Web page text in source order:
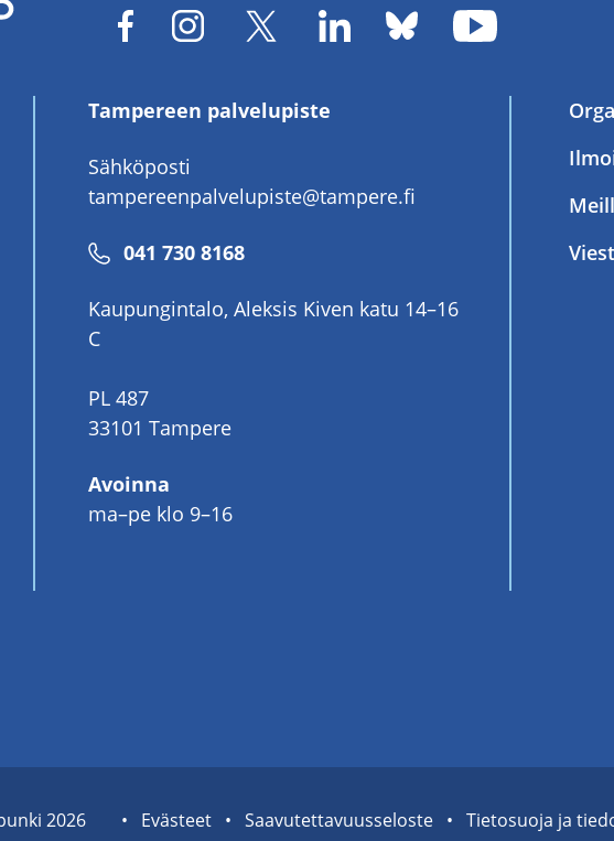
Tampereen palvelupiste
Sähköposti
tampereenpalvelupiste@tampere.fi
Puhelinnumero
041 730 8168
Kaupungintalo, Aleksis Kiven katu 14–16
C
PL 487
33101 Tampere
Avoinna
ma–pe klo 9–16
2026 Sivuston
Eväs­teet Saa­vu­tet­ta­vuus­se­los­te Tie­to­suo­ja ja